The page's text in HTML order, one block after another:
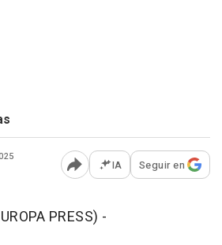
Abrir opciones para
IA Seguir en
PRESS) -